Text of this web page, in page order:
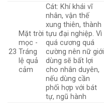
23
Mặt trời
mọc -
Tráng
lệ quả
cảm
Cát: Khí khái vĩ
nhân, vận thế
xung thiên, thành
tựu đại nghiệp. Vì
quá cương quá
cường nên nữ giới
dùng sẽ bất lợi
cho nhân duyên,
nếu dùng cần
phối hợp với bát
tự, ngũ hành